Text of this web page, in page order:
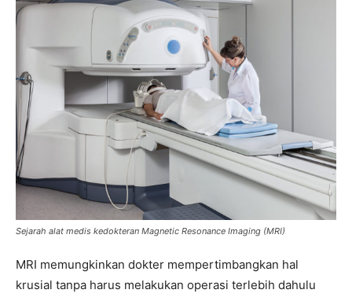
Sejarah alat medis kedokteran Magnetic Resonance Imaging (MRI)
MRI memungkinkan dokter mempertimbangkan hal
krusial tanpa harus melakukan operasi terlebih dahulu